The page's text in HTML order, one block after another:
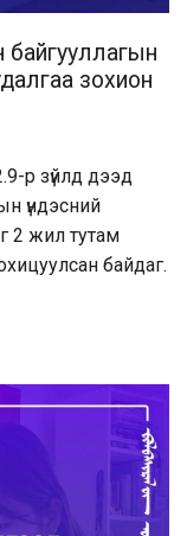
зохион
р зүйлд дээд
үндэсний
2 жил тутам
байдаг.